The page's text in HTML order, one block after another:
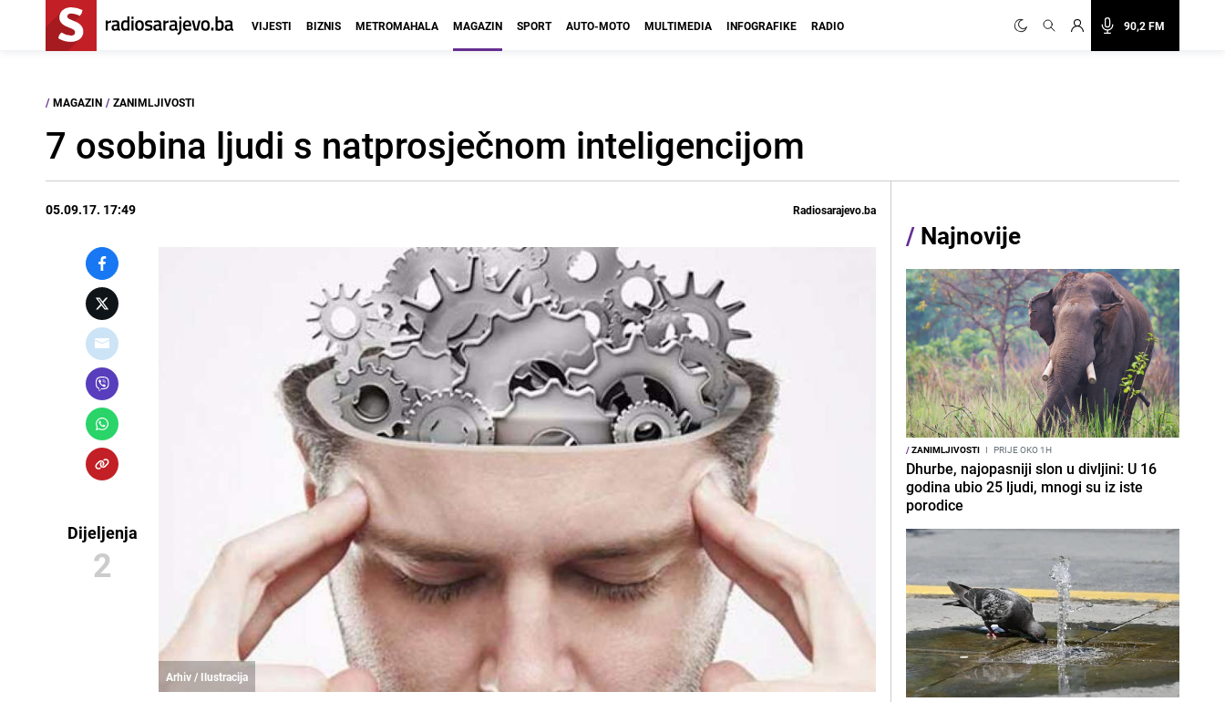
90,2 FM
VIJESTI BIZNIS METROMAHALA MAGAZIN SPORT AUTO-MOTO MULTIMEDIA INFOGRAFIKE RADIO
/ MAGAZIN / ZANIMLJIVOSTI
7 osobina ljudi s natprosječnom inteligencijom
05.09.17. 17:49 Radiosarajevo.ba
Dijeljenja
2
Arhiv / Ilustracija
/ Najnovije
/ZANIMLJIVOSTI I PRIJE OKO 1H
Dhurbe, najopasniji slon u divljini: U 16
godina ubio 25 ljudi, mnogi su iz iste
porodice